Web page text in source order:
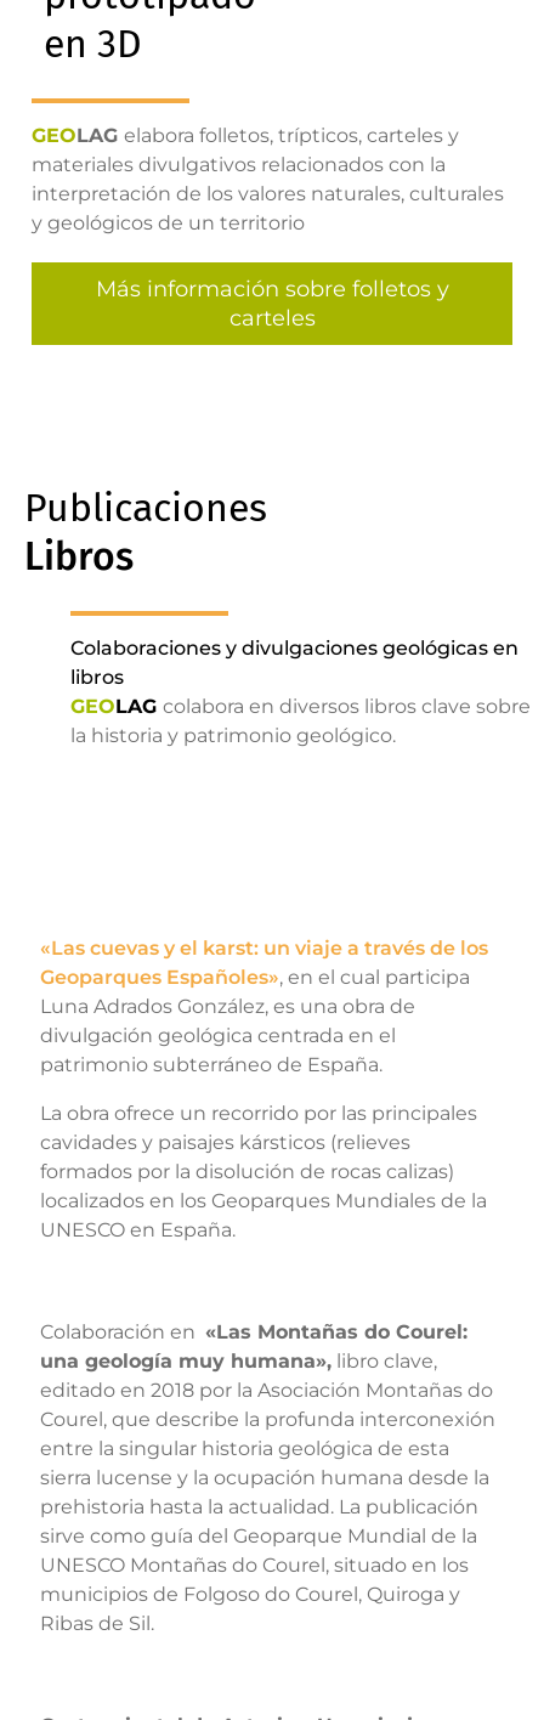
en 3D
GEOLAG elabora folletos, trípticos, carteles y
materiales divulgativos relacionados con la
interpretación de los valores naturales, culturales
y geológicos de un territorio
Más información sobre folletos y
carteles
Publicaciones
Libros
Colaboraciones y divulgaciones geológicas en
libros
GEOLAG colabora en diversos libros clave sobre
la historia y patrimonio geológico.
«Las cuevas y el karst: un viaje a través de los
Geoparques Españoles», en el cual participa
Luna Adrados González, es una obra de
divulgación geológica centrada en el
patrimonio subterráneo de España.
La obra ofrece un recorrido por las principales
cavidades y paisajes kársticos (relieves
formados por la disolución de rocas calizas)
localizados en los Geoparques Mundiales de la
UNESCO en España.
Colaboración en«Las Montañas do Courel:
una geología muy humana», libro clave,
editado en 2018 por la Asociación Montañas do
Courel, que describe la profunda interconexión
entre la singular historia geológica de esta
sierra lucense y la ocupación humana desde la
prehistoria hasta la actualidad. La publicación
sirve como guía del Geoparque Mundial de la
UNESCO Montañas do Courel, situado en los
municipios de Folgoso do Courel, Quiroga y
Ribas de Sil.